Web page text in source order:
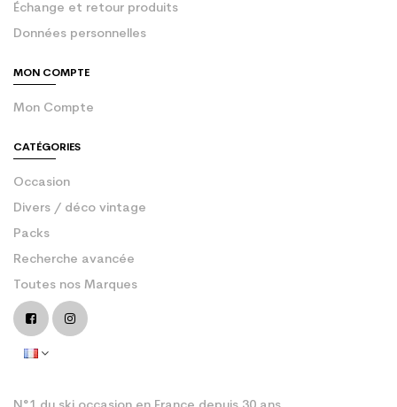
Échange et retour produits
Données personnelles
MON COMPTE
Mon Compte
CATÉGORIES
Occasion
Divers / déco vintage
Packs
Recherche avancée
Toutes nos Marques